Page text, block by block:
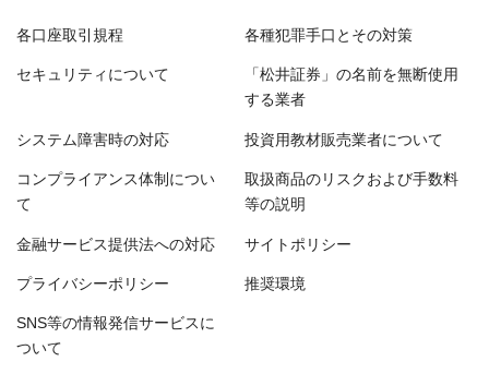
各口座取引規程 各種犯罪手口とその対策
セキュリティについて 「松井証券」の名前を無断使用
する業者
システム障害時の対応 投資用教材販売業者について
コンプライアンス体制につい
て
取扱商品のリスクおよび手数料
等の説明
金融サービス提供法への対応 サイトポリシー
プライバシーポリシー 推奨環境
SNS等の情報発信サービスに
ついて